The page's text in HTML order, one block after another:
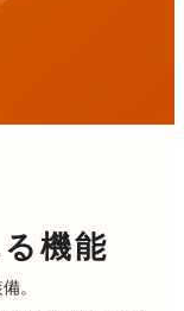
機能
。